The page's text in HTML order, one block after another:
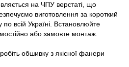
на ЧПУ верстаті, що
виготовлення за короткий
всій Україні. Встановлюйте
або замовте монтаж.
обшивку з якісної фанери